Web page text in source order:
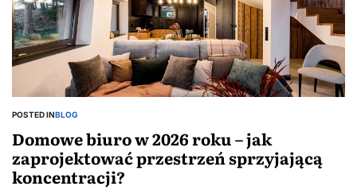
POSTED INBLOG
Domowe biuro w 2026 roku – jak
zaprojektować przestrzeń sprzyjającą
koncentracji?